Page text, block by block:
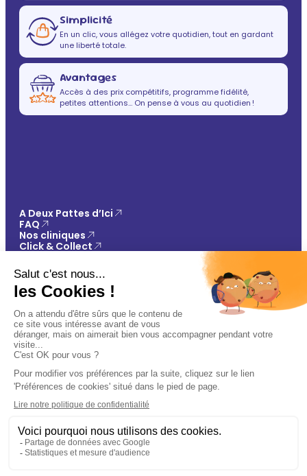
Simplicité
En un clic, vous allégez votre quotidien, tout en gardant
une liberté totale.
Avantages
Accès à des prix compétitifs, programme fidélité,
petites attentions… On pense à vous au quotidien !
A Deux Pattes d’Ici
FAQ
Nos cliniques
Click & Collect
Vos avantages
Conseils
Paiement 100% sécurisé
Politique de confidentialité
Conditions générales de vente
Gestions des cookies
Plan du site